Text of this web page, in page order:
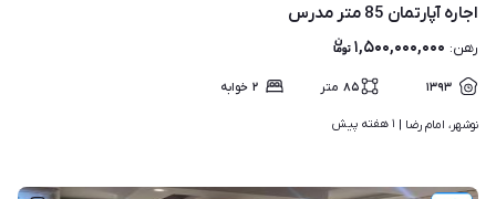
اجاره آپارتمان 85 متر مدرس
رهن: ۱,۵۰۰,۰۰۰,۰۰۰
۱۳۹۳ ۸۵ متر ۲ خوابه
نوشهر، امام رضا | ۱ هفته پیش